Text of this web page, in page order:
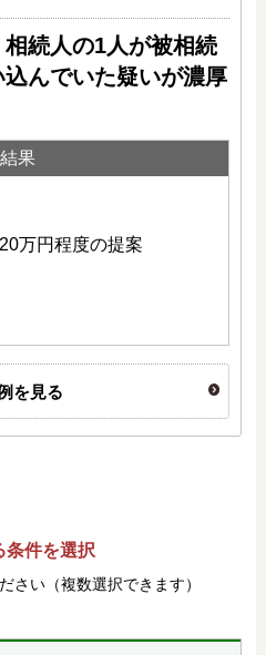
続人の1人が被相続
んでいた疑いが濃厚
結果
万円程度の提案
を見る
条件を選択
さい（複数選択できます）